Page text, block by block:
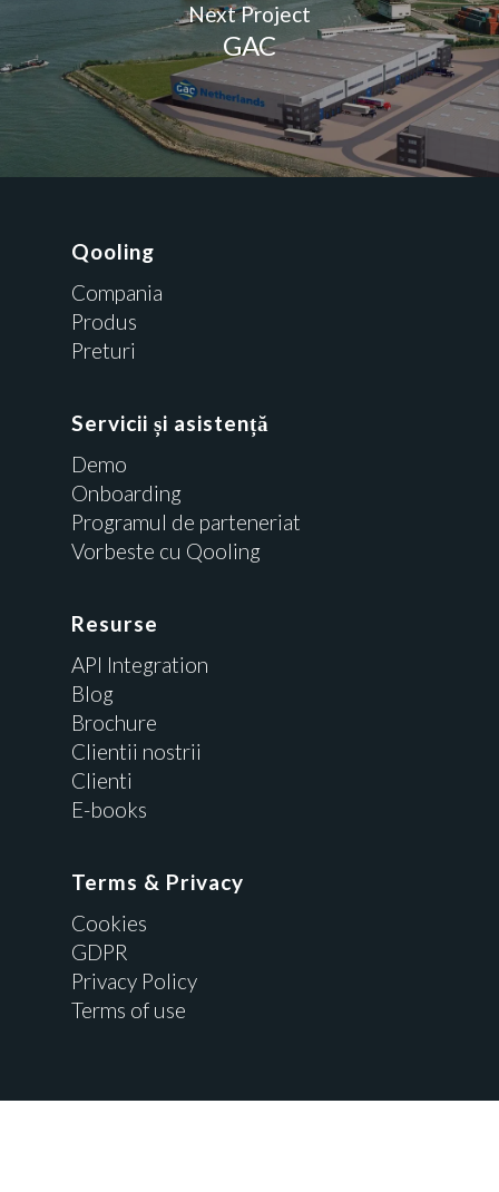
Next Project
GAC
Qooling
Compania
Produs
Preturi
Servicii și asistență
Demo
Onboarding
Programul de parteneriat
Vorbeste cu Qooling
Resurse
API Integration
Blog
Brochure
Clientii nostrii
Clienti
E-books
Terms & Privacy
Cookies
GDPR
Privacy Policy
Terms of use